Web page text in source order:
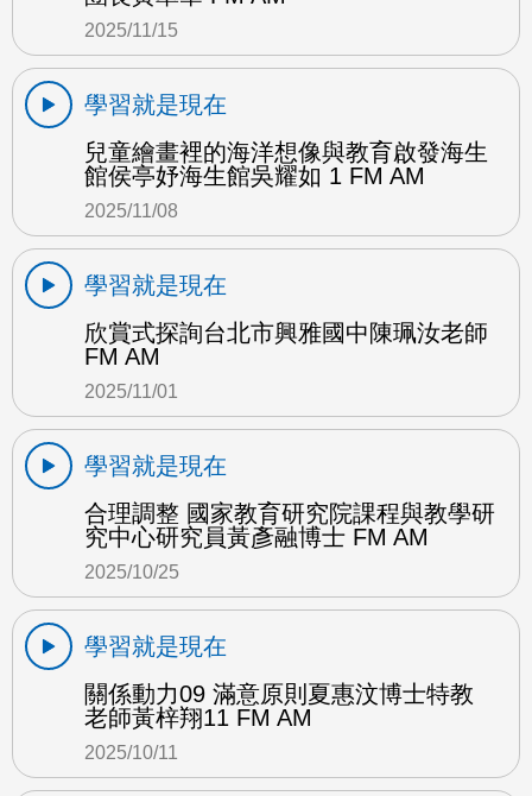
2025/11/15
學習就是現在
兒童繪畫裡的海洋想像與教育啟發海生
館侯亭妤海生館吳耀如 1 FM AM
2025/11/08
學習就是現在
欣賞式探詢台北市興雅國中陳珮汝老師
FM AM
2025/11/01
學習就是現在
合理調整 國家教育研究院課程與教學研
究中心研究員黃彥融博士 FM AM
2025/10/25
學習就是現在
關係動力09 滿意原則夏惠汶博士特教
老師黃梓翔11 FM AM
2025/10/11